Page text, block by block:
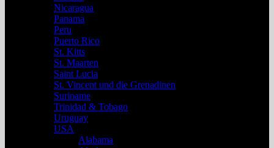
Nicaragua
Panama
Peru
Puerto Rico
St. Kitts
St. Maarten
Saint Lucia
St. Vincent und die Grenadinen
Suriname
Trinidad & Tobago
Uruguay
USA
Alabama